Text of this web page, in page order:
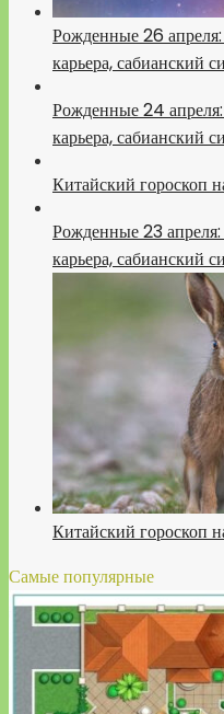
Рожденные 26 апреля:
карьера, сабианский
Рожденные 24 апреля:
карьера, сабианский
Китайский гороскоп
Рожденные 23 апреля:
карьера, сабианский
Китайский гороскоп
Самые популярные